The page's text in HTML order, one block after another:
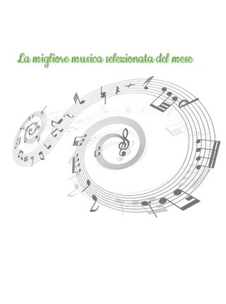
La migliore musica selezionata del mese